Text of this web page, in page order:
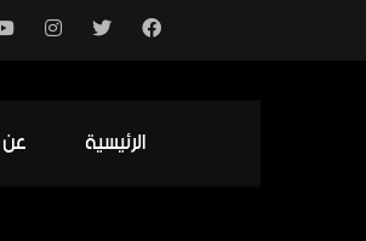
الرئيسية